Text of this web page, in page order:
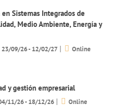
en Sistemas Integrados de
Medio Ambiente, Energía y
23/09/26 - 12/02/27| Online
y gestión empresarial
11/26 - 18/12/26| Online